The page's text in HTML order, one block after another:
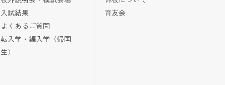
入試結果
よくあるご質問
転入学・編入学（帰国
生）
育友会